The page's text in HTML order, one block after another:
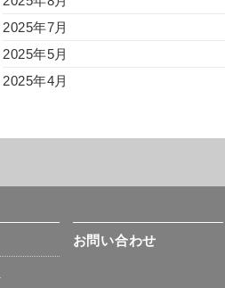
2025年7月
2025年5月
2025年4月
お問い合わせ